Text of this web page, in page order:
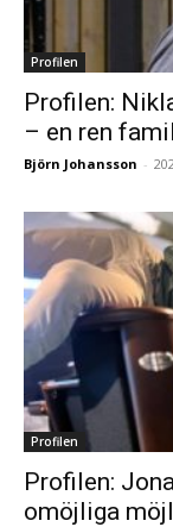
Profilen
Profilen:
– en ren
Björn Johansson -
Profilen
Profilen:
omöjliga